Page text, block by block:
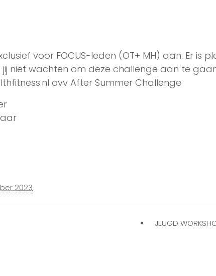
voor FOCUS-leden (OT+ MH) aan. Er is
jij niet wachten om deze challenge aan te
ovv After Summer Challenge
2023
JEUGD